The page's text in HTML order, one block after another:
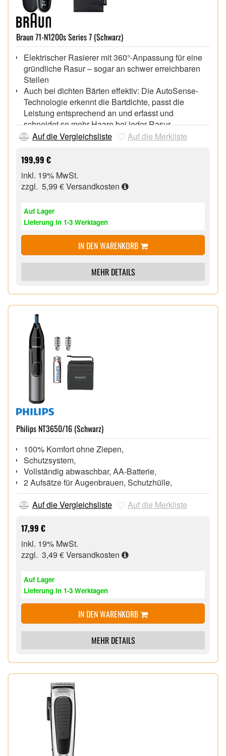
Braun 71-N1200s Series 7 (Schwarz)
Elektrischer Rasierer mit 360°-Anpassung für eine
gründliche Rasur – sogar an schwer erreichbaren
Stellen
Auch bei dichten Bärten effektiv: Die AutoSense-
Technologie erkennt die Bartdichte, passt die
Leistung entsprechend an und erfasst und
schneidet so mehr Haare bei jeder Rasur
Lithium-Ionen-Akku für bis zu 3 Wochen Rasur (50
komplette Rasur
100% wasserdichter elektrischer Rasierer für Nass-
und Trockenrasur
Inklusive Präzisionstrimmer-Aufsatz für das
Auf die Vergleichsliste Auf die Merkliste
199,99 €
inkl. 19% MwSt.
zzgl. 5,99 €Versandkosten
Auf Lager
Lieferung in 1-3 Werktagen
IN DEN WARENKORB
MEHR DETAILS
Philips NT3650/16 (Schwarz)
100% Komfort ohne Ziepen,
Schutzsystem,
Vollständig abwaschbar, AA-Batterie,
2 Aufsätze für Augenbrauen, Schutzhülle,
Auf die Vergleichsliste
Auf die Merkliste
17,99 €
inkl. 19% MwSt.
zzgl. 3,49 €Versandkosten
Auf Lager
Lieferung in 1-3 Werktagen
IN DEN WARENKORB
MEHR DETAILS